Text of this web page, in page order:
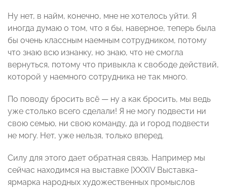
Ну нет, в найм, конечно, мне не хотелось уйти. Я
иногда думаю о том, что я бы, наверное, теперь была
бы очень классным наемным сотрудником, потому
что знаю всю изнанку, но знаю, что не смогла
вернуться, потому что привыкла к свободе действий,
которой у наемного сотрудника не так много.
По поводу бросить всё — ну а как бросить, мы ведь
уже столько всего сделали! Я не могу подвести ни
свою семью, ни свою команду, да и город подвести
не могу. Нет, уже нельзя, только вперед.
Силу для этого дает обратная связь. Например мы
сейчас находимся на выставке [XXXIV Выставка-
ярмарка народных художественных промыслов